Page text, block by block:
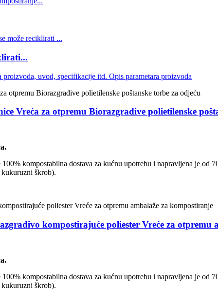
Vreća za otpremu Biorazgradive polietilenske
kompostabilna dostava za kućnu upotrebu i napravljena je od
škrob).
kompostirajuće poliester Vreće za otpremu
kompostabilna dostava za kućnu upotrebu i napravljena je od
škrob).